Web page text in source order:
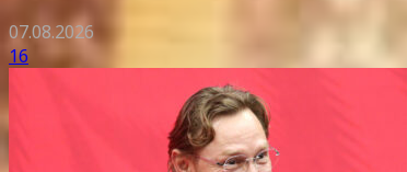
07.08.2026
16